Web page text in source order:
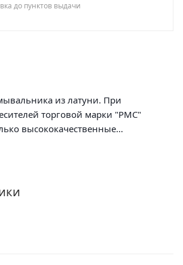
до пунктов выдачи
из латуни. При
торговой марки "РМС"
высококачественные